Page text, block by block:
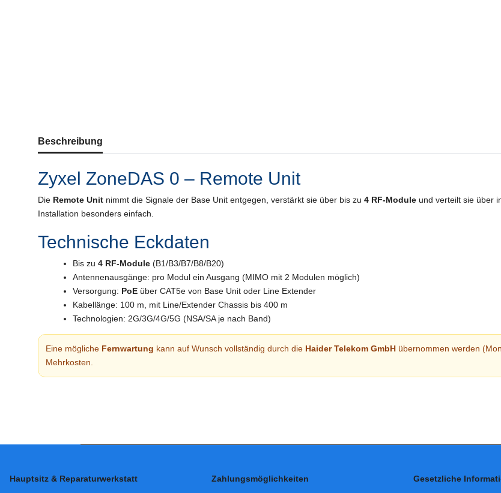
weitere Registerkarten anzeigen
Beschreibung
Zyxel ZoneDAS 0 – Remote Unit
Die Remote Unit nimmt die Signale der Base Unit entgegen, verstärkt sie über bis zu 4 RF-Module und verteilt sie über
Installation besonders einfach.
Technische Eckdaten
Bis zu 4 RF-Module (B1/B3/B7/B8/B20)
Antennenausgänge: pro Modul ein Ausgang (MIMO mit 2 Modulen möglich)
Versorgung: PoE über CAT5e von Base Unit oder Line Extender
Kabellänge: 100 m, mit Line/Extender Chassis bis 400 m
Technologien: 2G/3G/4G/5G (NSA/SA je nach Band)
Eine mögliche Fernwartung kann auf Wunsch vollständig durch die Haider Telekom GmbH übernommen werden
Mehrkosten.
Hauptsitz & Reparaturwerkstatt Zahlungsmöglichkeiten Gesetzliche